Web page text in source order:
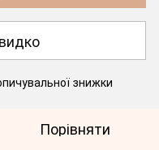
знижки
Порівняти